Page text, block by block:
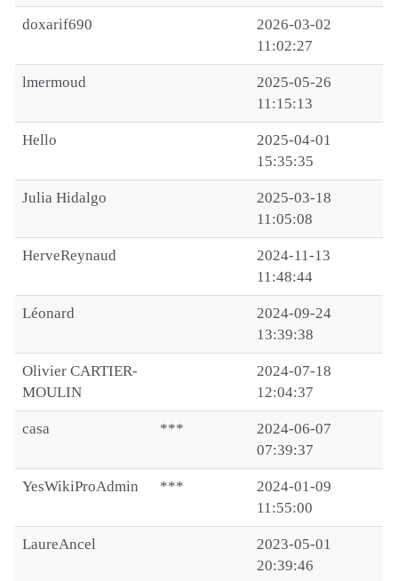
doxarif690
2026-03-02
11:02:27
lmermoud
2025-05-26
11:15:13
Hello
2025-04-01
15:35:35
Julia Hidalgo
2025-03-18
11:05:08
HerveReynaud
2024-11-13
11:48:44
Léonard
2024-09-24
13:39:38
Olivier CARTIER-
MOULIN
2024-07-18
12:04:37
casa ***
2024-06-07
07:39:37
YesWikiProAdmin ***
2024-01-09
11:55:00
LaureAncel
2023-05-01
20:39:46